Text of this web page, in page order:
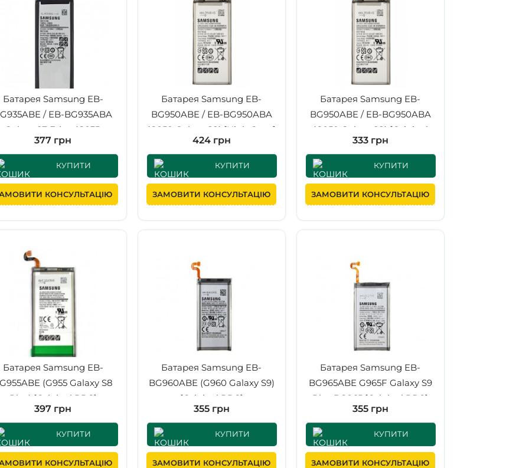
Батарея Samsung EB-
/ EB-BG935ABA
Galaxy S7 Edge (G935,
SM-G935F) [Original
PRC]
377 грн
КУПИТИ
КОНСУЛЬТАЦІЮ
Батарея Samsung EB-
BG950ABE / EB-BG950ABA
(G950 Galaxy S8) [High Copy]
424 грн
КУПИТИ
ЗАМОВИТИ КОНСУЛЬТАЦІЮ
Батарея Samsung EB-
BG950ABE / EB-BG950ABA
(G950 Galaxy S8) [Original
PRC]
333 грн
КУПИТИ
ЗАМОВИТИ КОНСУЛЬТАЦІЮ
Батарея Samsung EB-
(G955 Galaxy S8
Plus) [Original PRC]
397 грн
КУПИТИ
КОНСУЛЬТАЦІЮ
Батарея Samsung EB-
BG960ABE (G960 Galaxy S9)
[Original PRC]
355 грн
КУПИТИ
ЗАМОВИТИ КОНСУЛЬТАЦІЮ
Батарея Samsung EB-
BG965ABE G965F Galaxy S9
Plus BG965 [Original PRC]
355 грн
КУПИТИ
ЗАМОВИТИ КОНСУЛЬТАЦІЮ